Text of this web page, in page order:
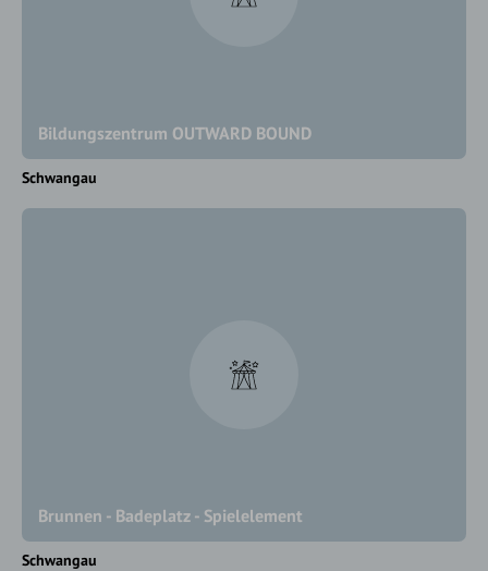
Bildungszentrum OUTWARD BOUND
Schwangau
Brunnen - Badeplatz - Spielelement
Schwangau